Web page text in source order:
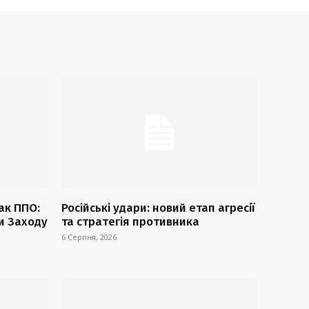
ППО:
Заходу
Російські удари: новий етап агресії
та стратегія противника
6 Серпня, 2026